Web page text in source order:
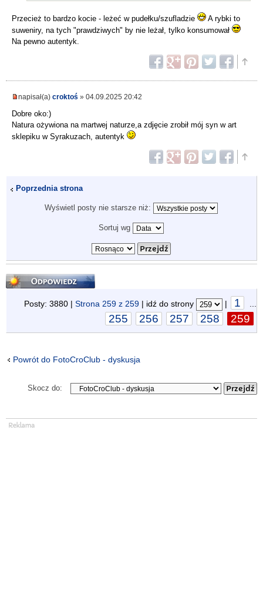
Przecież to bardzo kocie - leżeć w pudełku/szufladzie
A rybki to
suweniry, na tych "prawdziwych" by nie leżał, tylko konsumował
Na pewno autentyk.
napisał(a) croktoś » 04.09.2025 20:42
Dobre oko:)
Natura ożywiona na martwej naturze,a zdjęcie zrobił mój syn w art
sklepiku w Syrakuzach, autentyk
Poprzednia strona
Wyświetl posty nie starsze niż:
Sortuj wg
Odpowiedz
Posty: 3880 | Strona 259 z 259 | idź do strony | 1
255 256 257 258 259
Powrót do FotoCroClub - dyskusja
Skocz do: